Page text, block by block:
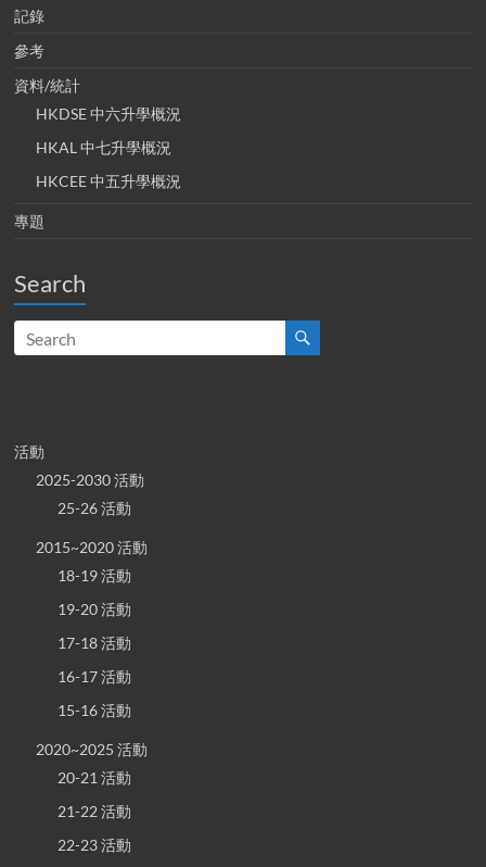
記錄
參考
資料/統計
HKDSE 中六升學概況
HKAL 中七升學概況
HKCEE 中五升學概況
專題
Search
活動
2025-2030 活動
25-26 活動
2015~2020 活動
18-19 活動
19-20 活動
17-18 活動
16-17 活動
15-16 活動
2020~2025 活動
20-21 活動
21-22 活動
22-23 活動